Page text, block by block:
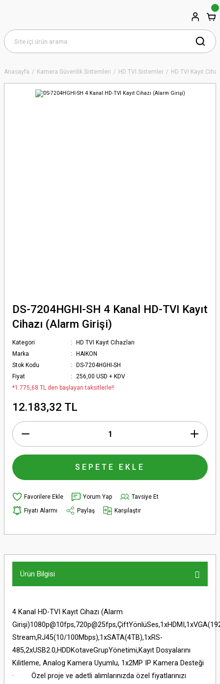
Anasayfa Kamera Güvenlik Sistemleri HD TVI Sistemler HD TVI Kayıt
DS-7204HGHI-SH 4 Kanal HD-TVI Kayıt
Cihazı (Alarm Girişi)
Kategori
HD TVI Kayıt Cihazları
Marka
HAIKON
Stok Kodu
DS-7204HGHI-SH
Fiyat
256,00 USD + KDV
*1.775,68 TL den başlayan taksitlerle!!
12.183,32 TL
SEPETE EKLE
Yorum Yap
Tavsiye Et
Fiyatı Alarmı
Paylaş Karşılaştır
Ürün Bilgisi
4 Kanal HD-TVI Kayıt Cihazı (Alarm
Stream,RJ45(10/100Mbps),1xSATA(4TB),1xRS-
485,2xUSB2.0,HDDKotaveGrupYönetimi,Kayıt Dosyalarını
Kilitleme, Analog Kamera Uyumlu, 1x2MP IP Kamera Desteği
· Özel proje ve adetli alımlarınızda özel fiyatlarınızı